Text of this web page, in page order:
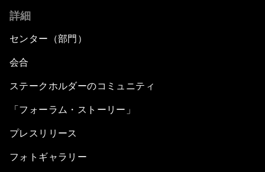
詳細
センター（部門）
会合
ステークホルダーのコミュニティ
「フォーラム・ストーリー」
プレスリリース
フォトギャラリー